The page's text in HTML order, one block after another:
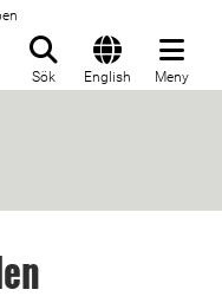
Sök English Meny